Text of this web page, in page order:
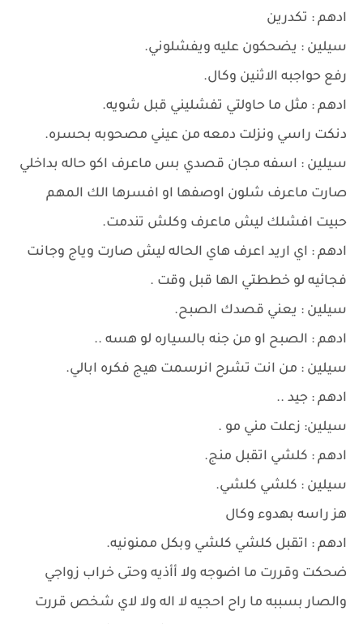
ادهم : تكدرين
سيلين : يضحكون عليه ويفشلوني.
رفع حواجبه الاثنين وكال.
ادهم : مثل ما حاولتي تفشليني قبل شويه.
دنكت راسي ونزلت دمعه من عيني مصحوبه بحسره.
سيلين : اسفه مجان قصدي بس ماعرف اكو حاله بداخلي
صارت ماعرف شلون اوصفها او افسرها الك المهم
حبيت افشلك ليش ماعرف وكلش تندمت.
ادهم : اي اريد اعرف هاي الحاله ليش صارت وياج وجانت
فجائيه لو خططتي الها قبل وقت .
سيلين : يعني قصدك الصبح.
ادهم : الصبح او من جنه بالسياره لو هسه ..
سيلين : من انت تشرح انرسمت هيج فكره ابالي.
ادهم : جيد ..
سيلين: زعلت مني مو .
ادهم : كلشي اتقبل منج.
سيلين : كلشي كلشي.
هز راسه بهدوء وكال
ادهم : اتقبل كلشي كلشي وبكل ممنونيه.
ضحكت وقررت ما اضوجه ولا أأذيه وحتى خراب زواجي
والصار بسببه ما راح احجيه لا اله ولا لاي شخص قررت